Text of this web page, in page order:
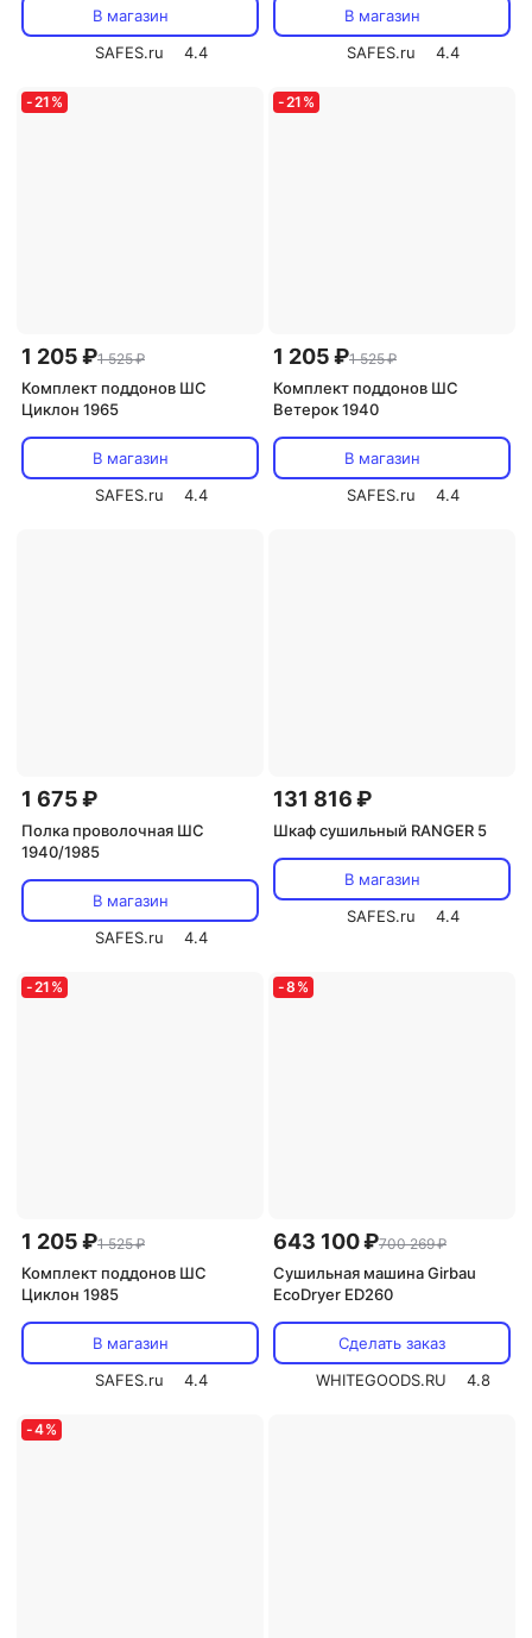
В магазин
SAFES.ru
4.4
В магазин
SAFES.ru
4.4
-21 %
1 205 ₽1 525 ₽
Комплект поддонов ШС
Циклон 1965
В магазин
SAFES.ru
4.4
-21 %
1 205 ₽1 525 ₽
Комплект поддонов ШС
Ветерок 1940
В магазин
SAFES.ru
4.4
1 675 ₽
Полка проволочная ШС
1940/1985
В магазин
SAFES.ru
4.4
131 816 ₽
Шкаф сушильный RANGER 5
В магазин
SAFES.ru
4.4
-21 %
1 205 ₽1 525 ₽
Комплект поддонов ШС
Циклон 1985
В магазин
SAFES.ru
4.4
-8 %
643 100 ₽700 269 ₽
Сушильная машина Girbau
EcoDryer ED260
Сделать заказ
WHITEGOODS.RU
4.8
-4%